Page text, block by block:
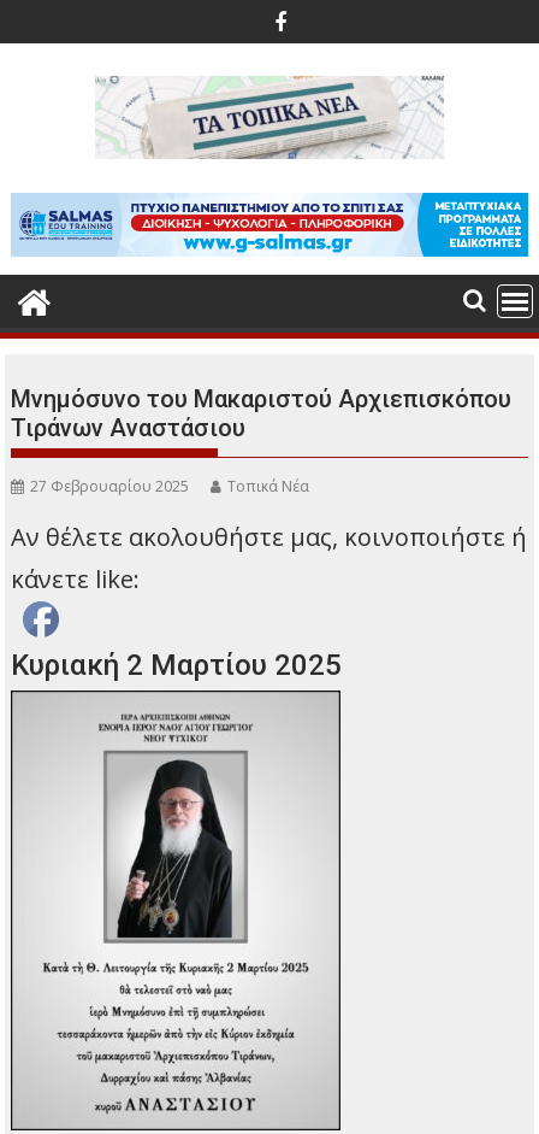
στο
περιεχόμενο
Μνημόσυνο του Μακαριστού Αρχιεπισκόπου
Τιράνων Αναστάσιου
27 Φεβρουαρίου 2025 Τοπικά Νέα
Αν θέλετε ακολουθήστε μας, κοινοποιήστε ή
κάνετε like:
Κυριακή 2 Μαρτίου 2025